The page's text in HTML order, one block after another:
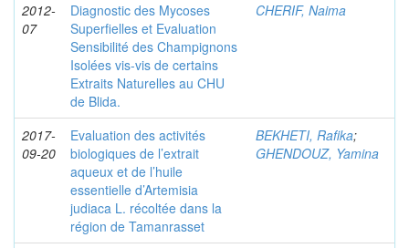
2012-
07
Diagnostic des Mycoses
Superfielles et Evaluation
Sensibilité des Champignons
Isolées vis-vis de certains
Extraits Naturelles au CHU
de Blida.
CHERIF, Naima
2017-
09-20
Evaluation des activités
biologiques de l’extrait
aqueux et de l’huile
essentielle d’Artemisia
judiaca L. récoltée dans la
région de Tamanrasset
BEKHETI, Rafika;
GHENDOUZ, Yamina